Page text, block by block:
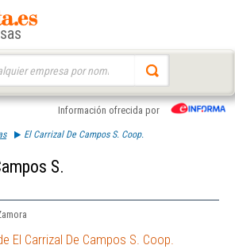
Información ofrecida por
El Carrizal De Campos S. Coop.
S.
El Carrizal De Campos S. Coop.